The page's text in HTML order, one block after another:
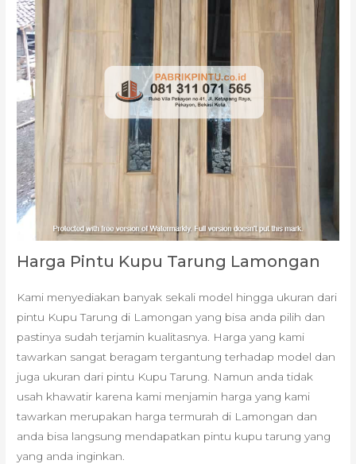
Harga Pintu Kupu Tarung Lamongan
Kami menyediakan banyak sekali model hingga ukuran dari
pintu Kupu Tarung di Lamongan yang bisa anda pilih dan
pastinya sudah terjamin kualitasnya. Harga yang kami
tawarkan sangat beragam tergantung terhadap model dan
juga ukuran dari pintu Kupu Tarung. Namun anda tidak
usah khawatir karena kami menjamin harga yang kami
tawarkan merupakan harga termurah di Lamongan dan
anda bisa langsung mendapatkan pintu kupu tarung yang
yang anda inginkan.